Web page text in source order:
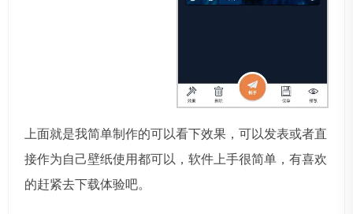
上面就是我简单制作的可以看下效果，可以发表或者直
接作为自己壁纸使用都可以，软件上手很简单，有喜欢
的赶紧去下载体验吧。